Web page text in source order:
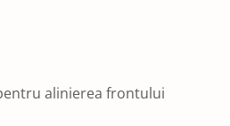
alinierea frontului